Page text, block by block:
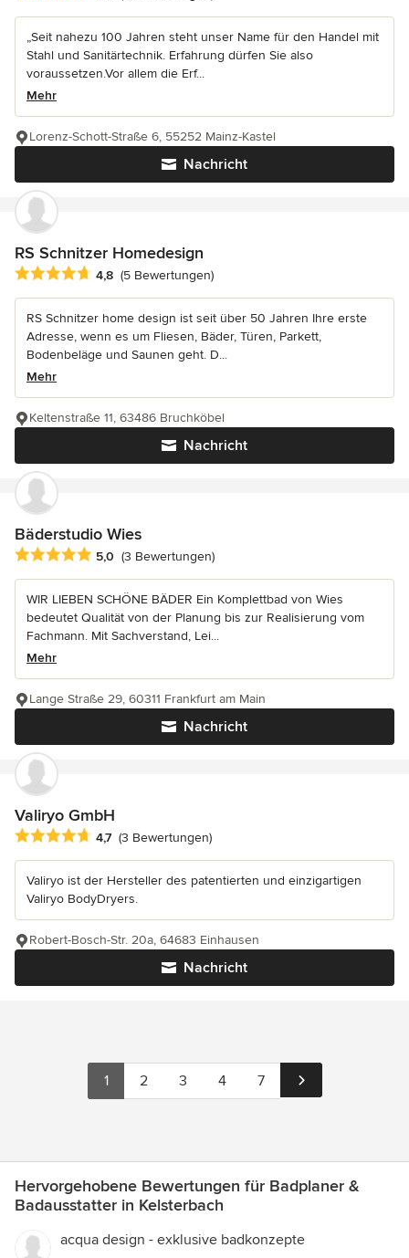
„Seit nahezu 100 Jahren steht unser Name für den Handel mit
Stahl und Sanitärtechnik. Erfahrung dürfen Sie also
voraussetzen.Vor allem die Erf...
Mehr
Nachricht
Lorenz-Schott-Straße 6, 55252 Mainz-Kastel
RS Schnitzer Homedesign
Durchschnittliche Bewertung: 4.8 von 5 Sternen
4,8 (5 Bewertungen)
RS Schnitzer home design ist seit über 50 Jahren Ihre erste
Adresse, wenn es um Fliesen, Bäder, Türen, Parkett,
Bodenbeläge und Saunen geht. D...
Mehr
Nachricht
Keltenstraße 11, 63486 Bruchköbel
Bäderstudio Wies
Durchschnittliche Bewertung: 5 von 5 Sternen
5,0 (3 Bewertungen)
WIR LIEBEN SCHÖNE BÄDER Ein Komplettbad von Wies
bedeutet Qualität von der Planung bis zur Realisierung vom
Fachmann. Mit Sachverstand, Lei...
Mehr
Nachricht
Lange Straße 29, 60311 Frankfurt am Main
Valiryo GmbH
Durchschnittliche Bewertung: 4.7 von 5 Sternen
4,7 (3 Bewertungen)
Valiryo ist der Hersteller des patentierten und einzigartigen
Valiryo BodyDryers.
Nachricht
Robert-Bosch-Str. 20a, 64683 Einhausen
1 2 3 4 7
Hervorgehobene Bewertungen für Badplaner &
Badausstatter in Kelsterbach
acqua design - exklusive badkonzepte